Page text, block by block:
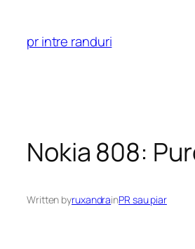
content
pr intre randuri
Nokia 808:
Written byruxandrainPR sau piar